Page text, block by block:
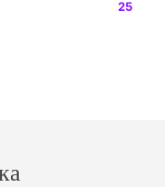
25